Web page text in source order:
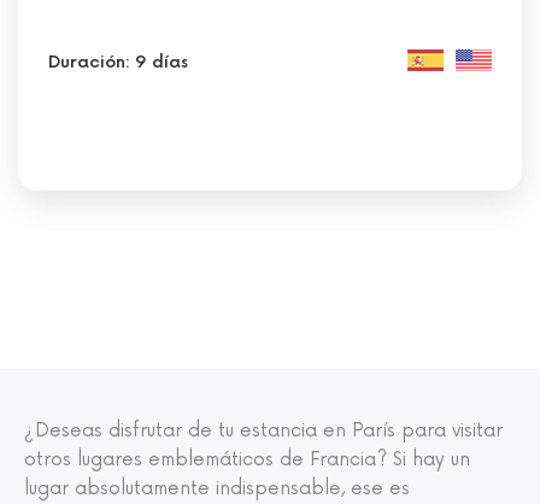
Duración: 9 días
¿Deseas disfrutar de tu estancia en París para visitar
otros lugares emblemáticos de Francia? Si hay un
lugar absolutamente indispensable, ese es